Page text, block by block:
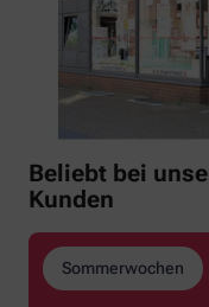
Beliebt bei
Kunden
Sommerwochen